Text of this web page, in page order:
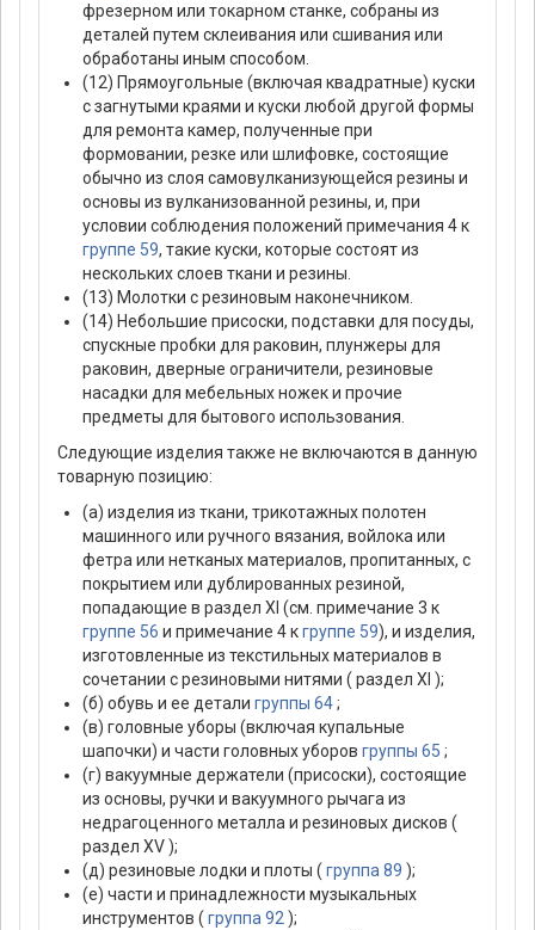
фрезерном или токарном станке, собраны из
деталей путем склеивания или сшивания или
обработаны иным способом.
(12) Прямоугольные (включая квадратные) куски
с загнутыми краями и куски любой другой формы
для ремонта камер, полученные при
формовании, резке или шлифовке, состоящие
обычно из слоя самовулканизующейся резины и
основы из вулканизованной резины, и, при
условии соблюдения положений примечания 4 к
группе 59, такие куски, которые состоят из
нескольких слоев ткани и резины.
(13) Молотки с резиновым наконечником.
(14) Небольшие присоски, подставки для посуды,
спускные пробки для раковин, плунжеры для
раковин, дверные ограничители, резиновые
насадки для мебельных ножек и прочие
предметы для бытового использования.
Следующие изделия также не включаются в данную
товарную позицию:
(а) изделия из ткани, трикотажных полотен
машинного или ручного вязания, войлока или
фетра или нетканых материалов, пропитанных, с
покрытием или дублированных резиной,
попадающие в раздел XI (см. примечание 3 к
группе 56 и примечание 4 кгруппе 59), и изделия,
изготовленные из текстильных материалов в
сочетании с резиновыми нитями ( раздел XI );
(б) обувь и ее детали группы 64;
(в) головные уборы (включая купальные
шапочки) и части головных уборов группы 65 ;
(г) вакуумные держатели (присоски), состоящие
из основы, ручки и вакуумного рычага из
недрагоценного металла и резиновых дисков (
раздел XV );
(д) резиновые лодки и плоты ( группа 89 );
(е) части и принадлежности музыкальных
инструментов ( группа 92 );